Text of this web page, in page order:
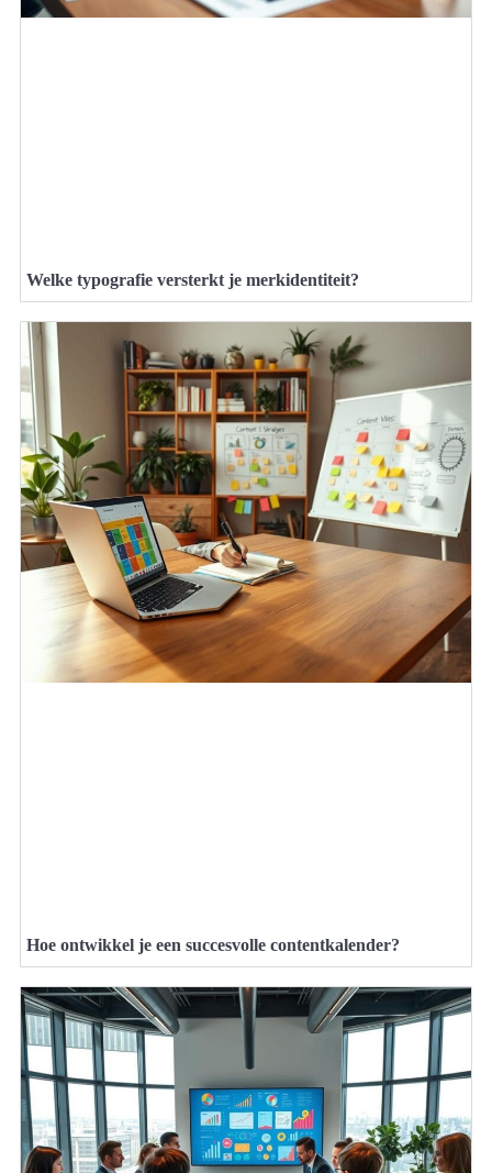
Welke typografie versterkt je merkidentiteit?
Hoe ontwikkel je een succesvolle contentkalender?